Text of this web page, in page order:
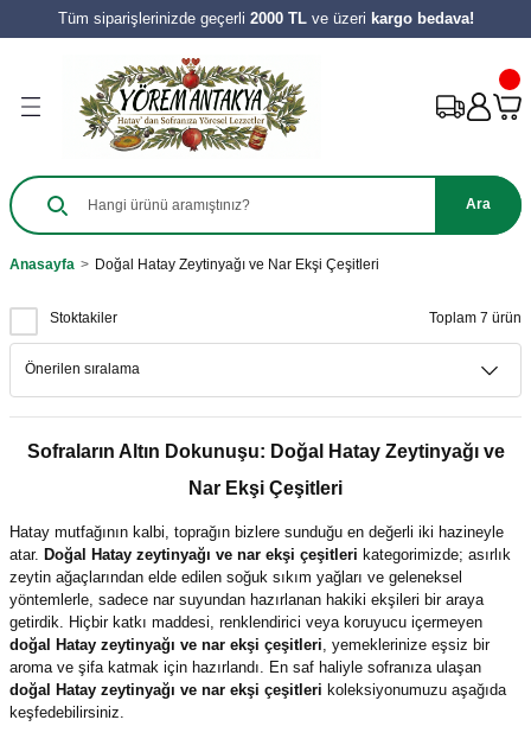
Tüm siparişlerinizde geçerli 2000 TLve üzeri kargo bedava!
Geri Dön
Geri Dön
Salçası
Salça
Geri Dön
Reçelleri
Geri Dön
Turşu Çeşitleri
Geri Dön
ve Nar Ekşi
Geri Dön
Geri Dön
Ara
Anasayfa Doğal Hatay Zeytinyağı ve Nar Ekşi Çeşitleri
Stoktakiler Toplam 7 ürün
Sofraların Altın Dokunuşu: Doğal Hatay Zeytinyağı ve
Nar Ekşi Çeşitleri
Hatay mutfağının kalbi, toprağın bizlere sunduğu en değerli iki hazineyle
atar. Doğal Hatay zeytinyağı ve nar ekşi çeşitleri kategorimizde; asırlık
zeytin ağaçlarından elde edilen soğuk sıkım yağları ve geleneksel
yöntemlerle, sadece nar suyundan hazırlanan hakiki ekşileri bir araya
getirdik. Hiçbir katkı maddesi, renklendirici veya koruyucu içermeyen
doğal Hatay zeytinyağı ve nar ekşi çeşitleri , yemeklerinize eşsiz bir
aroma ve şifa katmak için hazırlandı. En saf haliyle sofranıza ulaşan
doğal Hatay zeytinyağı ve nar ekşi çeşitleri koleksiyonumuzu aşağıda
keşfedebilirsiniz.